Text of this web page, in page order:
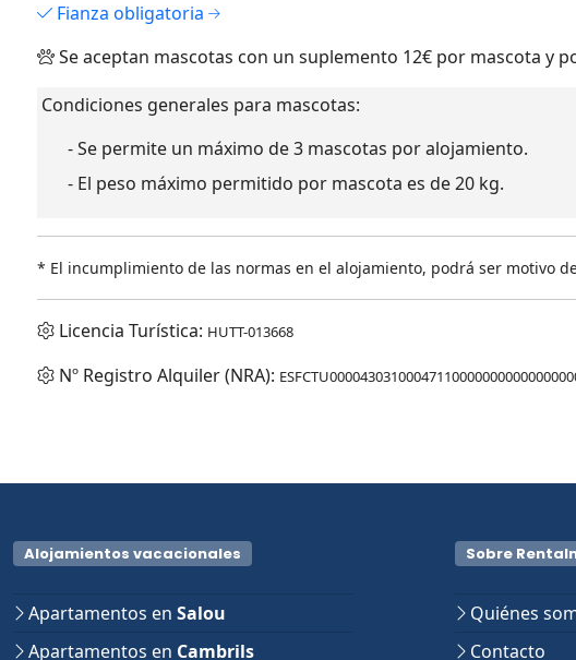
Fianza obligatoria
Se aceptan mascotas con un suplemento 12€ por mascota y
Condiciones generales para mascotas:
- Se permite un máximo de 3 mascotas por alojamiento.
- El peso máximo permitido por mascota es de 20 kg.
* El incumplimiento de las normas en el alojamiento, podrá ser motivo
Licencia Turística: HUTT-013668
Nº Registro Alquiler (NRA):
Alojamientos vacacionales
Apartamentos en Salou
Apartamentos en Cambrils
Sobre
Quiénes
Contacto